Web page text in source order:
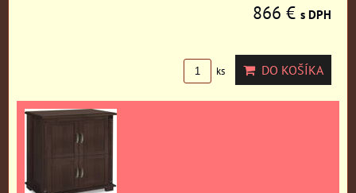
866 € s DPH
ks DO KOŠÍKA